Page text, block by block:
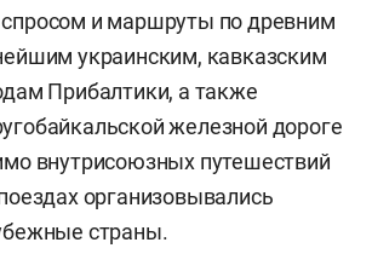
и маршруты по древним
украинским, кавказским
Прибалтики, а также
железной дороге
внутрисоюзных путешествий
организовывались
страны.